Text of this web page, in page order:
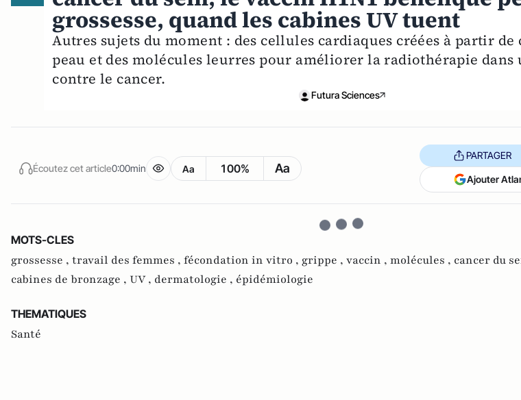
grossesse, quand les cabines UV tuent
Autres sujets du moment : des cellules cardiaques créées à partir
peau et des molécules leurres pour améliorer la radiothérapie
contre le cancer.
Futura Sciences
Écoutez cet article0:00min Aa 100% Aa
PARTAGER
Ajouter
MOTS-CLES
grossesse , travail des femmes , fécondation in vitro , grippe , vaccin , molécules , cancer du
cabines de bronzage , UV , dermatologie , épidémiologie
THEMATIQUES
Santé